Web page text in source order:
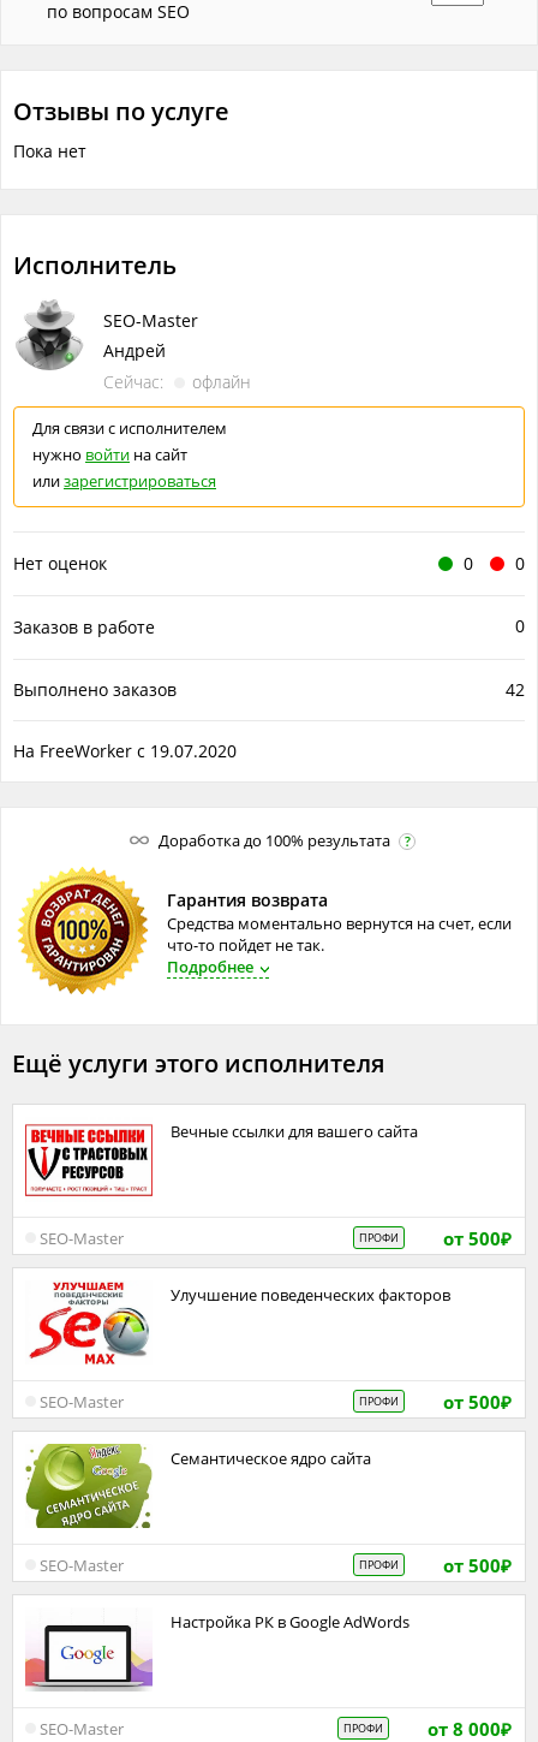
Объём работ в одной услуге
по вопросам SEO
Отзывы по услуге
Пока нет
Доработка до 100% результата ?
Гарантия возврата
Средства моментально вернутся на счет, если
что-то пойдет не так.
Подробнее
Исполнитель
SEO-Master
Андрей
Сейчас:
офлайн
Для связи с исполнителем
нужно войти на сайт
илизарегистрироваться
0 0
Нет оценок
0
Заказов в работе
42
Выполнено заказов
На FreeWorker с 19.07.2020
Ещё услуги этого исполнителя
Вечные ссылки для вашего сайта
от 500₽
ПРОФИ
SEO-Master
Улучшение поведенческих факторов
от 500₽
ПРОФИ
SEO-Master
Семантическое ядро сайта
от 500₽
ПРОФИ
SEO-Master
Настройка РК в Google AdWords
от 8 000₽
ПРОФИ
SEO-Master